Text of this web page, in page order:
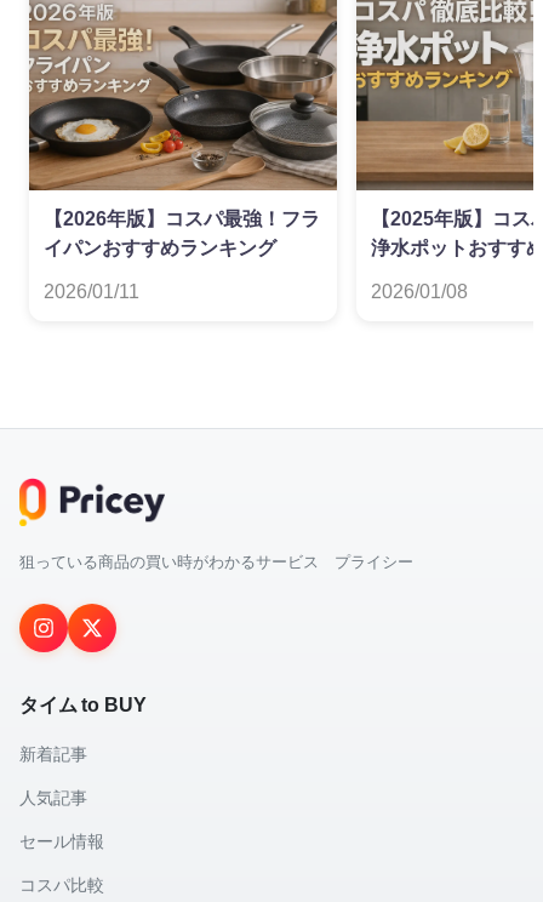
【2026年版】コスパ最強！フラ
イパンおすすめランキング
2026/01/11
【2025年版】コス
浄水ポットおすす
2026/01/08
狙っている商品の買い時がわかるサービス プライシー
タイム to BUY
新着記事
人気記事
セール情報
コスパ比較